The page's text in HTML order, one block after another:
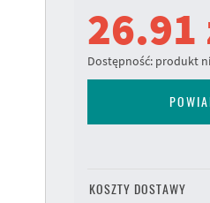
26.91
Dostępność: produkt
KOSZTY DOSTAWY